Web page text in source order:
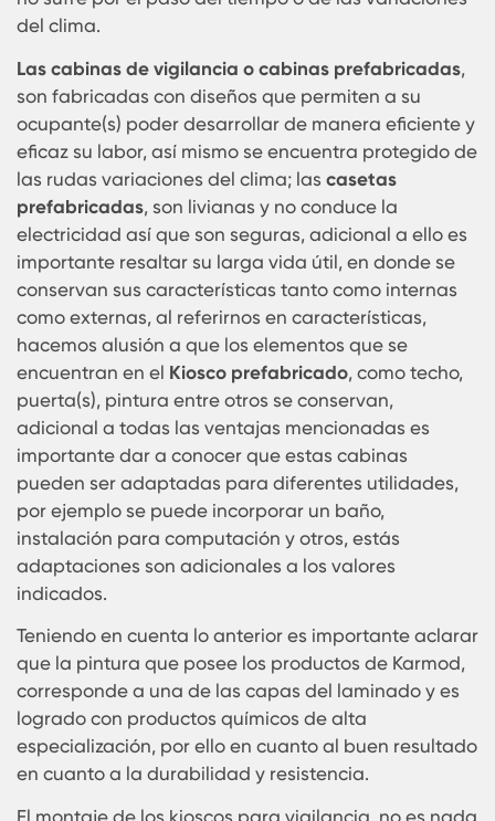
de vidrio conocido en sus siglas en inglés como
mecánicas, 100% aislante, anticorrosivo y una
resistencia a la corrosión y a la húmeda, así
no sufre por el paso del tiempo o de las
del clima.
Las cabinas de vigilancia o cabinas
son fabricadas con diseños que permiten a su
ocupante(s) poder desarrollar de manera
eficaz su labor, así mismo se encuentra
las rudas variaciones del clima; lascasetas
prefabricadas, son livianas y no conduce la
electricidad así que son seguras, adicional a ello
importante resaltar su larga vida útil, en donde
conservan sus características tanto como
como externas, al referirnos en características,
hacemos alusión a que los elementos que se
encuentran en elKiosco prefabricado, como
puerta(s), pintura entre otros se conservan,
importante dar a conocer que estas cabinas
pueden ser adaptadas para diferentes
por ejemplo se puede incorporar un baño,
instalación para computación y otros, estás
adaptaciones son adicionales a los valores